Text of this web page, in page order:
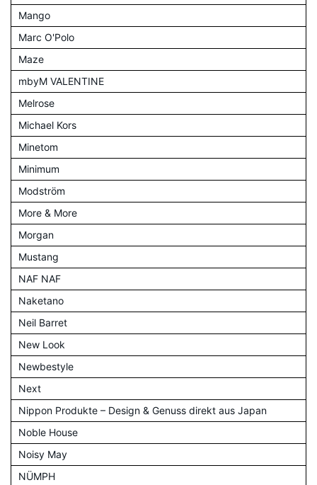
Mango
Marc O'Polo
Maze
mbyM VALENTINE
Melrose
Michael Kors
Minetom
Minimum
Modström
More & More
Morgan
Mustang
NAF NAF
Naketano
Neil Barret
New Look
Newbestyle
Next
Nippon Produkte – Design & Genuss direkt aus Japan
Noble House
Noisy May
NÜMPH